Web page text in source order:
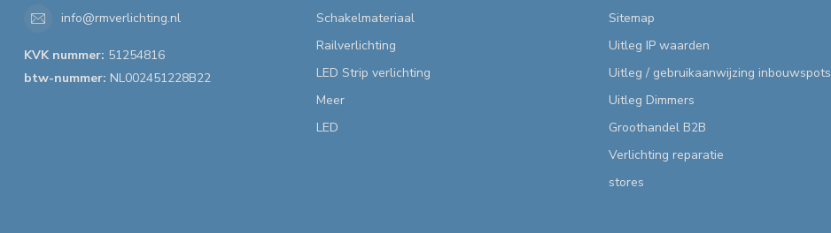
info@rmverlichting.nl
KVK nummer: 51254816
btw-nummer: NL002451228B22
Schakelmateriaal
Railverlichting
LED Strip verlichting
Meer
LED
Sitemap
Uitleg IP waarden
Uitleg / gebruikaanwijzing inbouwspots
Uitleg Dimmers
Groothandel B2B
Verlichting reparatie
stores